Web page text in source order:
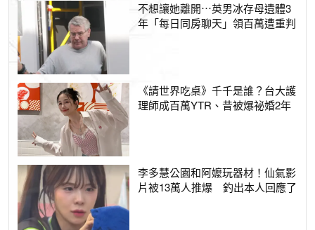
不想讓她離開⋯英男冰存母遺體3
年「每日同房聊天」領百萬遭重判
《請世界吃桌》千千是誰？台大護
理師成百萬YTR、昔被爆祕婚2年
李多慧公園和阿嬤玩器材！仙氣影
片被13萬人推爆 釣出本人回應了